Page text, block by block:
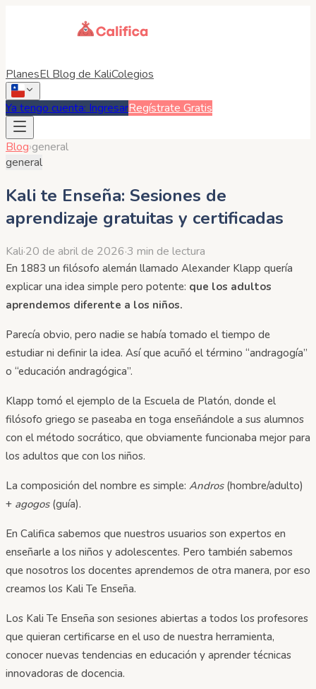
PlanesEl Blog de KaliColegios
Ya tengo cuenta: IngresarRegístrate Gratis
Blog›general
general
Kali te Enseña: Sesiones de
aprendizaje gratuitas y certificadas
Kali·20 de abril de 2026·3 min de lectura
En 1883 un filósofo alemán llamado Alexander Klapp quería
explicar una idea simple pero potente: que los adultos
aprendemos diferente a los niños.
Parecía obvio, pero nadie se había tomado el tiempo de
estudiar ni definir la idea. Así que acuñó el término “andragogía”
o “educación andragógica”.
Klapp tomó el ejemplo de la Escuela de Platón, donde el
filósofo griego se paseaba en toga enseñándole a sus alumnos
con el método socrático, que obviamente funcionaba mejor para
los adultos que con los niños.
La composición del nombre es simple: Andros(hombre/adulto)
+ agogos(guía).
En Califica sabemos que nuestros usuarios son expertos en
enseñarle a los niños y adolescentes. Pero también sabemos
que nosotros los docentes aprendemos de otra manera, por eso
creamos los Kali Te Enseña.
Los Kali Te Enseña son sesiones abiertas a todos los profesores
que quieran certificarse en el uso de nuestra herramienta,
conocer nuevas tendencias en educación y aprender técnicas
innovadoras de docencia.